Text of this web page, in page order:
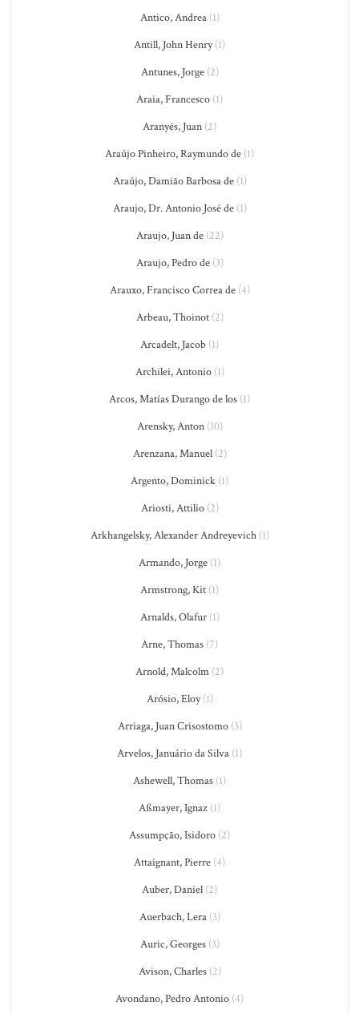
Antico, Andrea(1)
Antill, John Henry(1)
Antunes, Jorge(2)
Araia, Francesco (1)
Aranyés, Juan (2)
Araújo Pinheiro, Raymundo de (1)
Araújo, Damião Barbosa de(1)
Araujo, Dr. Antonio José de(1)
Araujo, Juan de(22)
Araujo, Pedro de(3)
Arauxo, Francisco Correa de(4)
Arbeau, Thoinot(2)
Arcadelt, Jacob (1)
Archilei, Antonio(1)
Arcos, Matías Durango de los (1)
Arensky, Anton(10)
Arenzana, Manuel(2)
Argento, Dominick (1)
Ariosti, Attilio(2)
Arkhangelsky, Alexander Andreyevich(1)
Armando, Jorge (1)
Armstrong, Kit (1)
Arnalds, Olafur(1)
Arne, Thomas (7)
Arnold, Malcolm (2)
Arósio, Eloy(1)
Arriaga, Juan Crisostomo(3)
Arvelos, Januário da Silva (1)
Ashewell, Thomas (1)
Aßmayer, Ignaz (1)
Assumpção, Isidoro (2)
Attaignant, Pierre (4)
Auber, Daniel (2)
Auerbach, Lera(3)
Auric, Georges(3)
Avison, Charles(2)
Avondano, Pedro Antonio (4)